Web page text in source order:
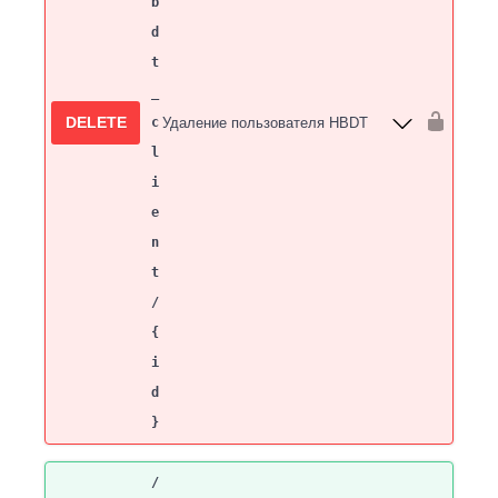
DELETE
d
t
c
l
i
e
n
t
/
{
i
d
}
Удаление пользователя HBDT
/